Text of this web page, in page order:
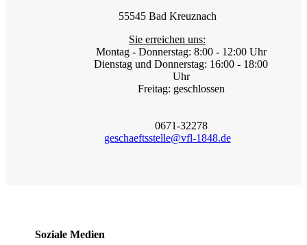
55545 Bad Kreuznach
Sie erreichen uns:
Montag - Donnerstag: 8:00 - 12:00 Uhr
Dienstag und Donnerstag: 16:00 - 18:00
Uhr
Freitag: geschlossen
0671-32278
geschaeftsstelle@vfl-1848.de
Soziale Medien